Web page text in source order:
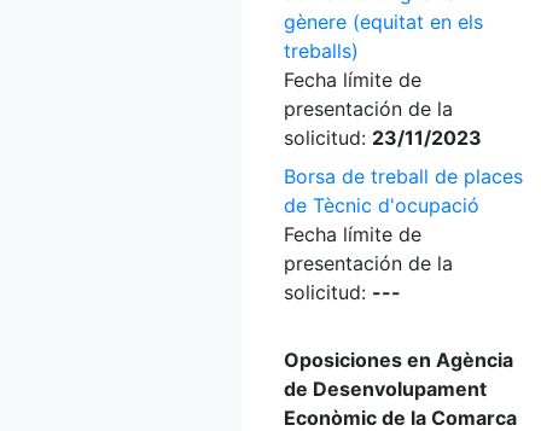
gènere (equitat en els
treballs)
Fecha límite de
presentación de la
solicitud: 23/11/2023
Borsa de treball de places
de Tècnic d'ocupació
Fecha límite de
presentación de la
solicitud: ---
Oposiciones en Agència
de Desenvolupament
Econòmic de la Comarca